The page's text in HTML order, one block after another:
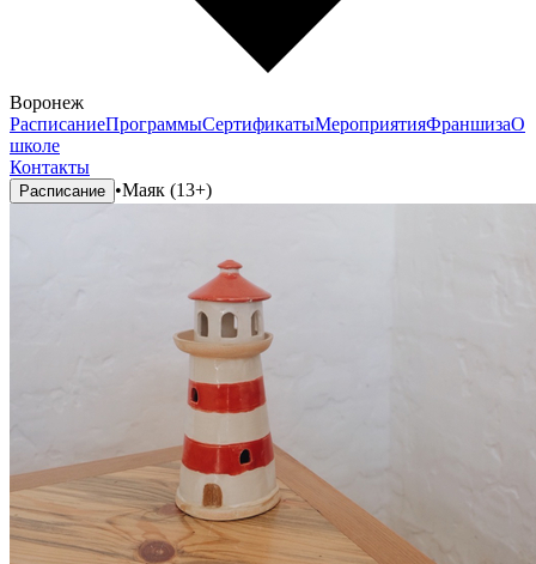
Воронеж
РасписаниеПрограммыСертификатыМероприятияФраншизаО
школе
Контакты
Расписание •Маяк (13+)